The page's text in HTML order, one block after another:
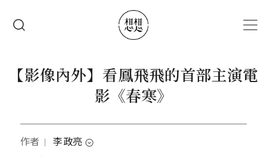
【影像內外】看鳳飛飛的首部主演電
影《春寒》
作者 ｜ 李政亮 expand_circle_down